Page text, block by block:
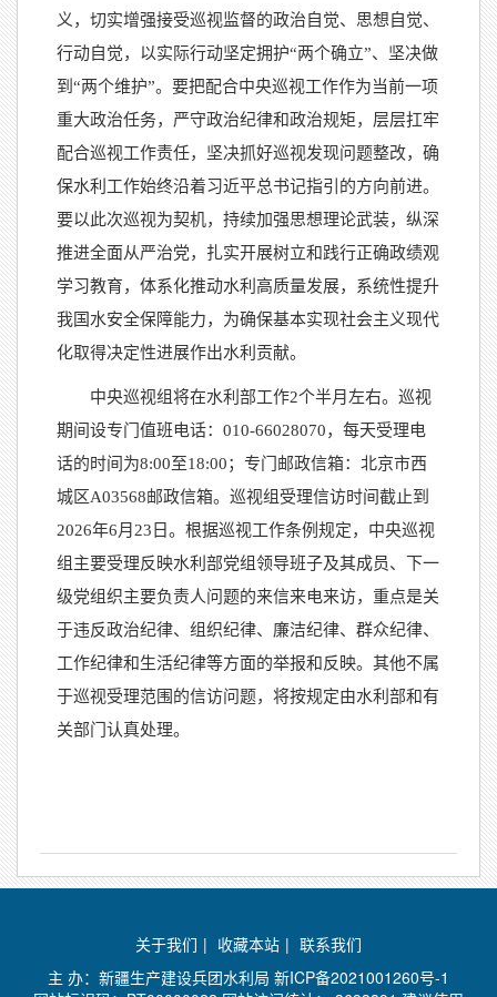
义，切实增强接受巡视监督的政治自觉、思想自觉、
行动自觉，以实际行动坚定拥护“两个确立”、坚决做
到“两个维护”。要把配合中央巡视工作作为当前一项
重大政治任务，严守政治纪律和政治规矩，层层扛牢
配合巡视工作责任，坚决抓好巡视发现问题整改，确
保水利工作始终沿着习近平总书记指引的方向前进。
要以此次巡视为契机，持续加强思想理论武装，纵深
推进全面从严治党，扎实开展树立和践行正确政绩观
学习教育，体系化推动水利高质量发展，系统性提升
我国水安全保障能力，为确保基本实现社会主义现代
化取得决定性进展作出水利贡献。
中央巡视组将在水利部工作2个半月左右。巡视
期间设专门值班电话：010-66028070，每天受理电
话的时间为8:00至18:00；专门邮政信箱：北京市西
城区A03568邮政信箱。巡视组受理信访时间截止到
2026年6月23日。根据巡视工作条例规定，中央巡视
组主要受理反映水利部党组领导班子及其成员、下一
级党组织主要负责人问题的来信来电来访，重点是关
于违反政治纪律、组织纪律、廉洁纪律、群众纪律、
工作纪律和生活纪律等方面的举报和反映。其他不属
于巡视受理范围的信访问题，将按规定由水利部和有
关部门认真处理。
关于我们 | 收藏本站 | 联系我们
主 办：新疆生产建设兵团水利局 新ICP备2021001260号-1